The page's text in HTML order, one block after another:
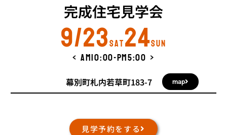
完成住宅見学会
9/23sat24sun
< am10:00-pm5:00 >
幕別町札内若草町183-7 map
見学予約をする